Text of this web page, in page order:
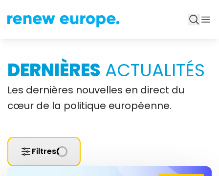
DERNIÈRES ACTUALITÉS
Les dernières nouvelles en direct du
cœur de la politique européenne.
Filtres